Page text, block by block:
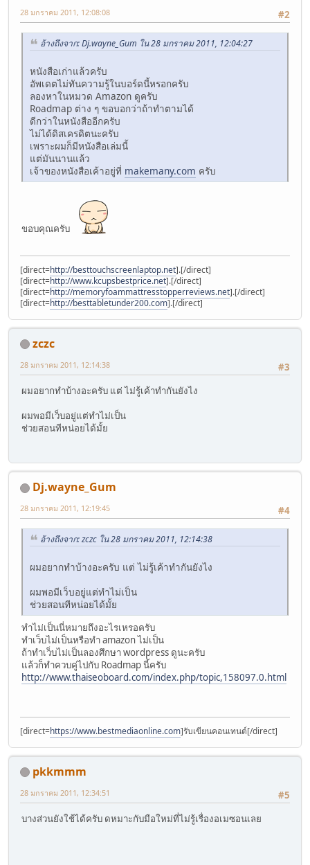
#2
28 มกราคม 2011, 12:08:08
อ้างถึงจาก: Dj.wayne_Gum ใน 28 มกราคม 2011, 12:04:27
หนังสือเก่าแล้วครับ
อัพเดตไม่ทันความรู้ในบอร์ดนี้หรอกครับ
ลองหาในหมวด Amazon ดูครับ
Roadmap ต่าง ๆ ขอบอกว่าถ้าทำตามได้
ดีกว่าในหนังสืออีกครับ
ไม่ได้ดิสเครดิตนะครับ
เพราะผมก็มีหนังสือเล่มนี้
แต่มันนานแล้ว
เจ้าของหนังสือเค้าอยู่ที่ makemany.com ครับ
ขอบคุณครับ
[direct=http://besttouchscreenlaptop.net].[/direct]
[direct=http://www.kcupsbestprice.net].[/direct]
[direct=http://memoryfoammattresstopperreviews.net].[/direct]
[direct=http://besttabletunder200.com].[/direct]
zczc
#3
28 มกราคม 2011, 12:14:38
ผมอยากทำบ้างอะครับ แต่ ไม่รู้เค้าทำกันยังไง
ผมพอมีเว็บอยู่แต่ทำไม่เป็น
ช่วยสอนทีหน่อยได้มั้ย
Dj.wayne_Gum
#4
28 มกราคม 2011, 12:19:45
อ้างถึงจาก: zczc ใน 28 มกราคม 2011, 12:14:38
ผมอยากทำบ้างอะครับ แต่ ไม่รู้เค้าทำกันยังไง
ผมพอมีเว็บอยู่แต่ทำไม่เป็น
ช่วยสอนทีหน่อยได้มั้ย
ทำไม่เป็นนี่หมายถึงอะไรเหรอครับ
ทำเว็บไม่เป็นหรือทำ amazon ไม่เป็น
ถ้าทำเว็บไม่เป็นลองศึกษา wordpress ดูนะครับ
แล้วก็ทำควบคู่ไปกับ Roadmap นี้ครับ
http://www.thaiseoboard.com/index.php/topic,158097.0.html
[direct=https://www.bestmediaonline.com]รับเขียนคอนเทนต์[/direct]
pkkmmm
#5
28 มกราคม 2011, 12:34:51
บางส่วนยังใช้ได้ครับ ดหมาะกับมือใหม่ที่ไม่รู้เรื่องอเมซอนเลย